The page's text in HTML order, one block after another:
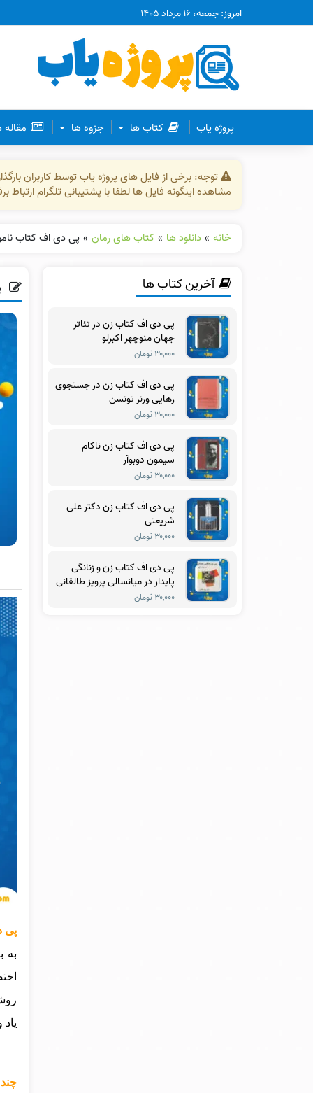
امروز: جمعه، ۱۶ مرداد ۱۴۰۵
پروژه یاب کتاب ها جزوه ها
توجه: برخی از فایل های پروژه یاب توسط کاربران
مشاهده اینگونه فایل ها لطفا با پشتیبانی تلگرام
خانه » دانلود ها » کتاب های رمان » پی دی اف کتاب نامواره
پی
به
چند
آخرین کتاب ها
پی دی اف کتاب زن در تئاتر
جهان منوچهر اکبرلو
۳۰,۰۰۰ تومان
پی دی اف کتاب زن در جستجوی
رهایی ورنر تونسن
۳۰,۰۰۰ تومان
پی دی اف کتاب زن ناکام
سیمون دوبوآر
۳۰,۰۰۰ تومان
پی دی اف کتاب زن دکتر علی
شریعتی
۳۰,۰۰۰ تومان
پی دی اف کتاب زن و زنانگی
پایدار در میانسالی پرویز طالقانی
۳۰,۰۰۰ تومان